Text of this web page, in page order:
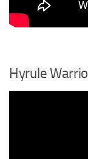
Hyrule